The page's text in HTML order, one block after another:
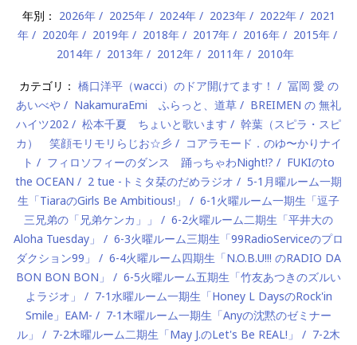
年別： 2026年 2025年 2024年 2023年 2022年
2021
年
2020年 2019年 2018年 2017年 2016年
2015年
2014年
2013年 2012年 2011年 2010年
カテゴリ： 橋口洋平（wacci）のドア開けてます！
冨岡 愛 の
あいべや
NakamuraEmi ふらっと、道草
BREIMEN の 無礼
ハイツ202
松本千夏 ちょいと歌います
幹葉（スピラ・スピ
カ） 笑顔モリモリらじお☆彡
コアラモード．のゆ〜かりナイ
ト
フィロソフィーのダンス 踊っちゃわNight!?
FUKIのto
the OCEAN
2 tue -トミタ栞のだめラジオ
5-1月曜ルーム一期
生「TiaraのGirls Be Ambitious!」
6-1火曜ルーム一期生「逗子
三兄弟の「兄弟ケンカ」」
6-2火曜ルーム二期生「平井大の
Aloha Tuesday」
6-3火曜ルーム三期生「99RadioServiceのプロ
ダクション99」
6-4火曜ルーム四期生「N.O.B.U!!! のRADIO DA
BON BON BON」
6-5火曜ルーム五期生「竹友あつきのズルい
よラジオ」
7-1水曜ルーム一期生「Honey L DaysのRock'in
Smile」EAM-
7-1木曜ルーム一期生「Anyの沈黙のゼミナー
ル」
7-2木曜ルーム二期生「May J.のLet's Be REAL!」
7-2木